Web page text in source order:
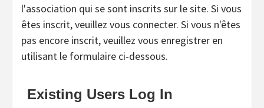
l'association qui se sont inscrits sur le site. Si vous
êtes inscrit, veuillez vous connecter. Si vous n'êtes
pas encore inscrit, veuillez vous enregistrer en
utilisant le formulaire ci-dessous.
Existing Users Log In